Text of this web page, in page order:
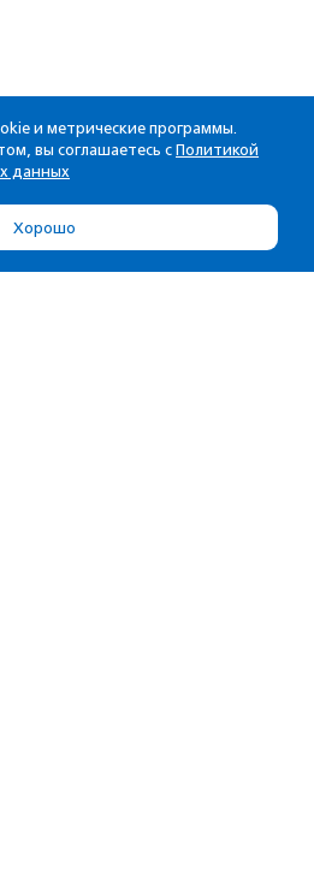
и метрические программы.
вы соглашаетесь с Политикой
данных
Хорошо